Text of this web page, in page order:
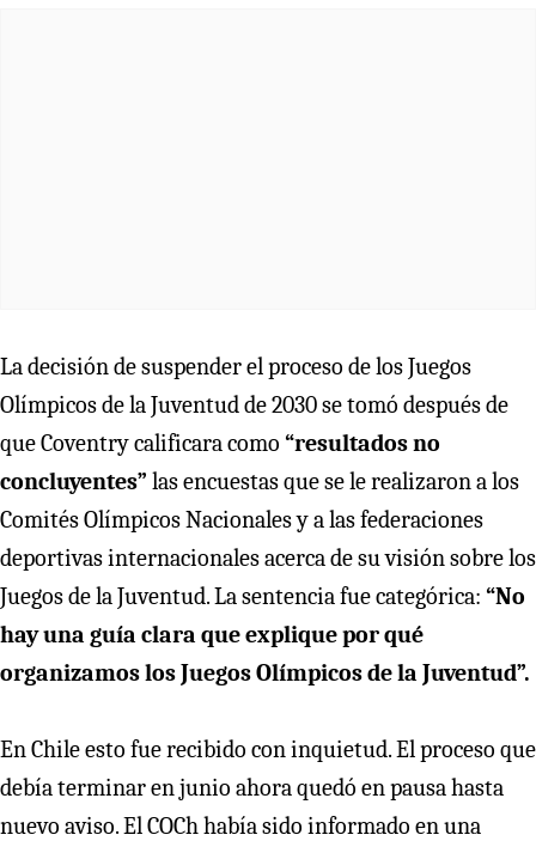
La decisión de suspender el proceso de los Juegos
Olímpicos de la Juventud de 2030 se tomó después de
que Coventry calificara como “resultados no
concluyentes” las encuestas que se le realizaron a los
Comités Olímpicos Nacionales y a las federaciones
deportivas internacionales acerca de su visión sobre los
Juegos de la Juventud. La sentencia fue categórica: “No
hay una guía clara que explique por qué
organizamos los Juegos Olímpicos de la Juventud”.
En Chile esto fue recibido con inquietud. El proceso que
debía terminar en junio ahora quedó en pausa hasta
nuevo aviso. El COCh había sido informado en una